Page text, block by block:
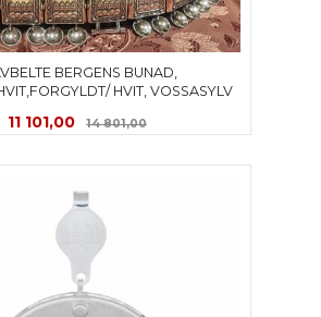
BERGENS BUNAD,
HVIT, VOSSASYLV
Tilbud
11 101,00 14 801,00Rabatt